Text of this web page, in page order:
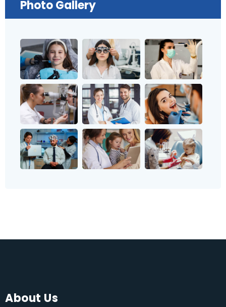
Photo Gallery
About Us